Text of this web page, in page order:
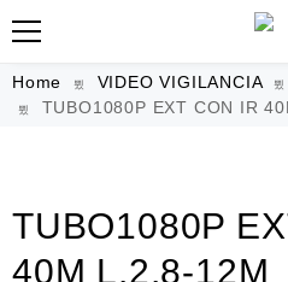
Home VIDEO VIGILANCIA
TUBO1080P EXT CON IR
TUBO1080P
40M L.2.8-12M